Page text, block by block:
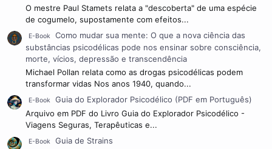
O mestre Paul Stamets relata a "descoberta" de uma espécie
de cogumelo, supostamente com efeitos...
E-Book
Como mudar sua mente: O que a nova ciência das
substâncias psicodélicas pode nos ensinar sobre consciência,
morte, vícios, depressão e transcendência
Michael Pollan relata como as drogas psicodélicas podem
transformar vidas Nos anos 1940, quando...
E-Book
Guia do Explorador Psicodélico (PDF em Português)
Arquivo em PDF do Livro Guia do Explorador Psicodélico -
Viagens Seguras, Terapêuticas e...
E-Book
Guia de Strains